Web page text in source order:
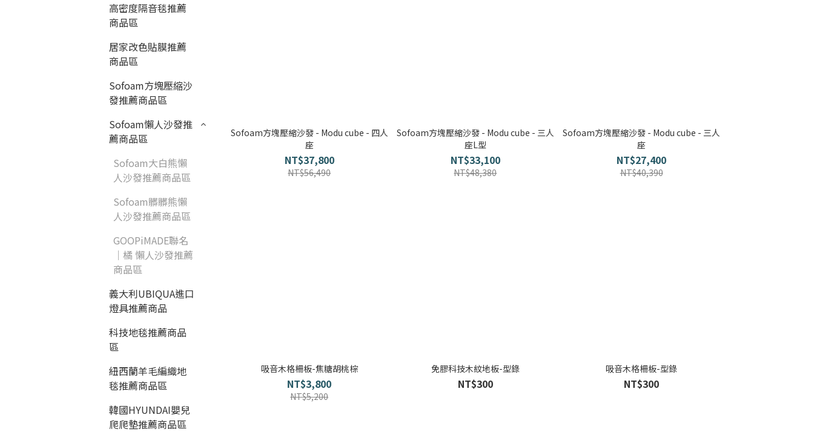
高密度隔音毯推薦
商品區
居家改色貼膜推薦
商品區
Sofoam方塊壓縮沙
發推薦商品區
Sofoam懶人沙發推
薦商品區
Sofoam大白熊懶
人沙發推薦商品區
Sofoam髒髒熊懶
人沙發推薦商品區
GOOPiMADE聯名
｜橘 懶人沙發推薦
商品區
義大利UBIQUA進口
燈具推薦商品
科技地毯推薦商品
區
紐西蘭羊毛編織地
毯推薦商品區
韓國HYUNDAI嬰兒
爬爬墊推薦商品區
Sofoam方塊壓縮沙發 - Modu cube - 四人
座
NT$37,800
NT$56,490
Sofoam方塊壓縮沙發 - Modu cube - 三人
座L型
NT$33,100
NT$48,380
Sofoam方塊壓縮沙發 - Modu cube - 三人
座
NT$27,400
NT$40,390
吸音木格柵板-焦糖胡桃棕
NT$3,800
NT$5,200
免膠科技木紋地板-型錄
NT$300
吸音木格柵板-型錄
NT$300